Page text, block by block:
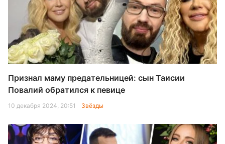
Признал маму предательницей: сын Таисии
Повалий обратился к певице
10 декабря 2024, 20:51 Звёзды